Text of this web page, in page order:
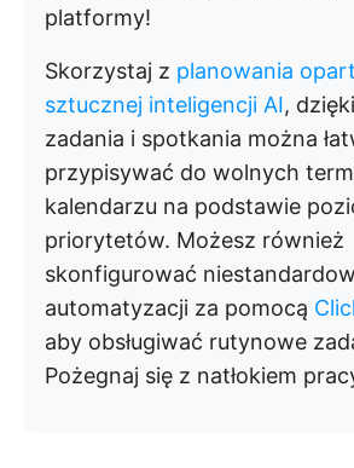
platformy!
Skorzystaj z planowania
sztucznej inteligencji AI,
zadania i spotkania można
przypisywać do wolnych
kalendarzu na podstawie
priorytetów. Możesz również
skonfigurować
automatyzacji za pomocą
aby obsługiwać rutynowe
Pożegnaj się z natłokiem